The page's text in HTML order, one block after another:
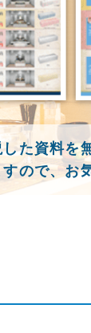
た資料を
ので、お